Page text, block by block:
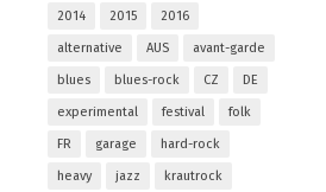
2014 2015 2016
alternative AUS avant-garde
blues blues-rock CZ DE
experimental festival folk
FR garage hard-rock
heavy jazz krautrock